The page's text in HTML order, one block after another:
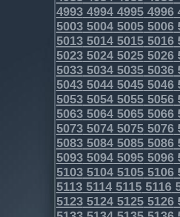
4993499449954996
5003500450055006
5013501450155016
5023502450255026
5033503450355036
5043504450455046
5053505450555056
5063506450655066
5073507450755076
5083508450855086
5093509450955096
5103510451055106
5113511451155116
5123512451255126